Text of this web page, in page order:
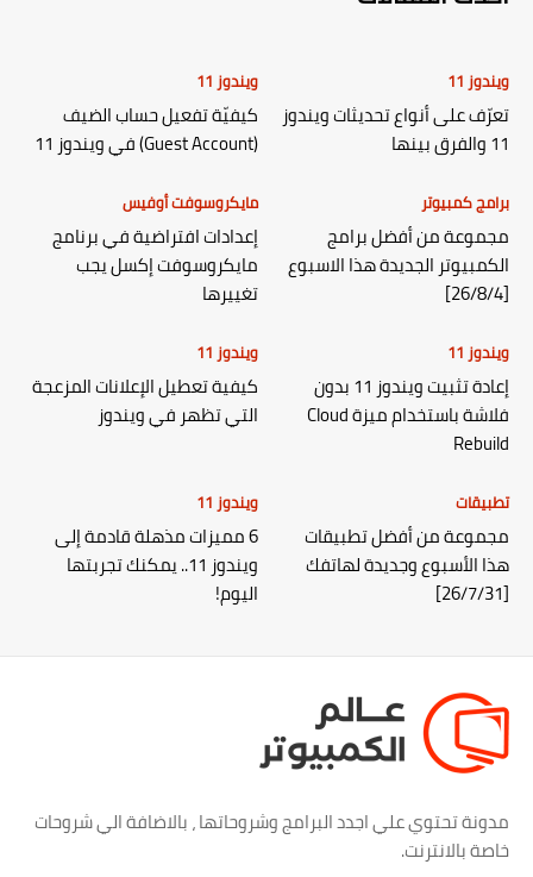
ويندوز 11
تعرّف على أنواع تحديثات ويندوز
11 والفرق بينها
ويندوز 11
كيفيّة تفعيل حساب الضيف
(Guest Account) في ويندوز 11
برامج كمبيوتر
مجموعة من أفضل برامج
الكمبيوتر الجديدة هذا الاسبوع
[26/8/4]
مايكروسوفت أوفيس
إعدادات افتراضية في برنامج
مايكروسوفت إكسل يجب
تغييرها
ويندوز 11
إعادة تثبيت ويندوز 11 بدون
فلاشة باستخدام ميزة Cloud
Rebuild
ويندوز 11
كيفية تعطيل الإعلانات المزعجة
التي تظهر في ويندوز
تطبيقات
مجموعة من أفضل تطبيقات
هذا الأسبوع وجديدة لهاتفك
[26/7/31]
ويندوز 11
6 مميزات مذهلة قادمة إلى
ويندوز 11.. يمكنك تجربتها
اليوم!
مدونة تحتوي علي اجدد البرامج وشروحاتها ، بالاضافة الي شروحات
خاصة بالانترنت.